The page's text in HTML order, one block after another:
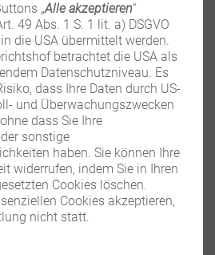
Kugelkopf und präziser 2-
ambitionierte Foto- und
durch stabile
(Äquatorklemmung)
gefertigt
schützt gegen
und CSC-Kameras sowie
„Alle akzeptieren“
49 Abs. 1 S. 1 lit. a) DSGVO
die USA übermittelt werden.
betrachtet die USA als
Datenschutzniveau. Es
dass Ihre Daten durch US-
und Überwachungszwecken
dass Sie Ihre
sonstige
haben. Sie können Ihre
widerrufen, indem Sie in Ihren
Cookies löschen.
Cookies akzeptieren,
nicht statt.